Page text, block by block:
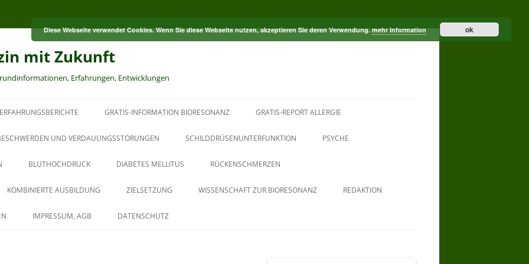
mit Zukunft
Erfahrungen, Entwicklungen
ERFAHRUNGSBERICHTE GRATIS-INFORMATION BIORESONANZ GRATIS-REPORT ALLERGIE
UND VERDAUUNGSSTÖRUNGEN SCHILDDRÜSENUNTERFUNKTION PSYCHE
BLUTHOCHDRUCK DIABETES MELLITUS RÜCKENSCHMERZEN
KOMBINIERTE AUSBILDUNG
AUS DER PAUL-SCHMIDT-
ZIELSETZUNG WISSENSCHAFT ZUR BIORESONANZ REDAKTION
IMPRESSUM, AGB DATENSCHUTZ
Diese Webseite verwendet Cookies. Wenn Sie diese Webseite nutzen, akzeptieren Sie deren Verwendung.mehr Information ok